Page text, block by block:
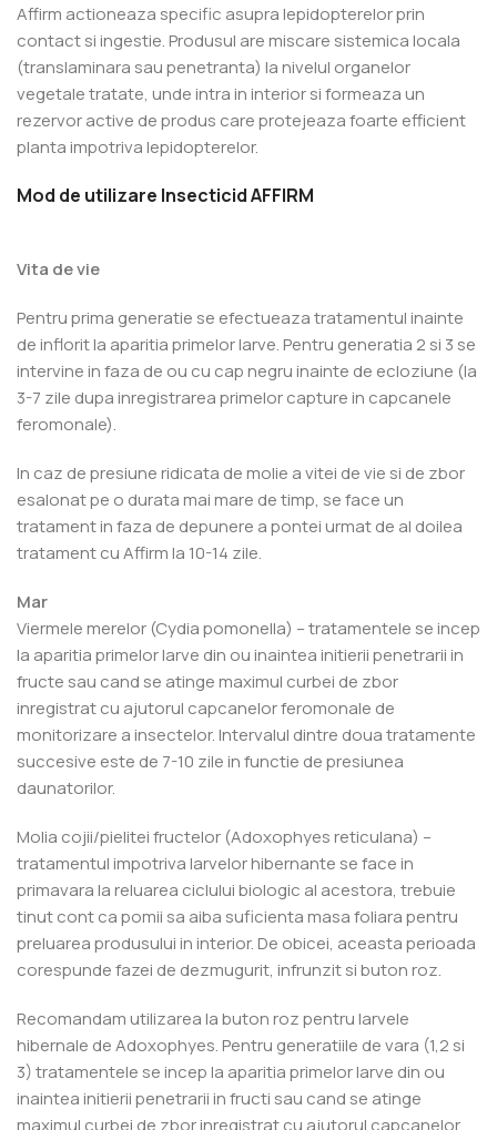
Affirm actioneaza specific asupra lepidopterelor prin
contact si ingestie. Produsul are miscare sistemica locala
(translaminara sau penetranta) la nivelul organelor
vegetale tratate, unde intra in interior si formeaza un
rezervor active de produs care protejeaza foarte efficient
planta impotriva lepidopterelor.
Mod de utilizare Insecticid AFFIRM
Vita de vie
Pentru prima generatie se efectueaza tratamentul inainte
de inflorit la aparitia primelor larve. Pentru generatia 2 si 3 se
intervine in faza de ou cu cap negru inainte de ecloziune (la
3-7 zile dupa inregistrarea primelor capture in capcanele
feromonale).
In caz de presiune ridicata de molie a vitei de vie si de zbor
esalonat pe o durata mai mare de timp, se face un
tratament in faza de depunere a pontei urmat de al doilea
tratament cu Affirm la 10-14 zile.
Mar
Viermele merelor (Cydia pomonella) – tratamentele se incep
la aparitia primelor larve din ou inaintea initierii penetrarii in
fructe sau cand se atinge maximul curbei de zbor
inregistrat cu ajutorul capcanelor feromonale de
monitorizare a insectelor. Intervalul dintre doua tratamente
succesive este de 7-10 zile in functie de presiunea
daunatorilor.
Molia cojii/pielitei fructelor (Adoxophyes reticulana) –
tratamentul impotriva larvelor hibernante se face in
primavara la reluarea ciclului biologic al acestora, trebuie
tinut cont ca pomii sa aiba suficienta masa foliara pentru
preluarea produsului in interior. De obicei, aceasta perioada
corespunde fazei de dezmugurit, infrunzit si buton roz.
Recomandam utilizarea la buton roz pentru larvele
hibernale de Adoxophyes. Pentru generatiile de vara (1,2 si
3) tratamentele se incep la aparitia primelor larve din ou
inaintea initierii penetrarii in fructi sau cand se atinge
maximul curbei de zbor inregistrat cu ajutorul capcanelor